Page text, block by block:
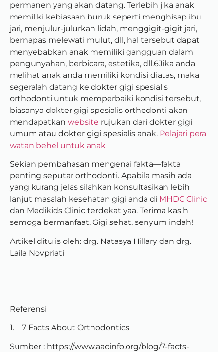
permanen yang akan datang. Terlebih jika anak
memiliki kebiasaan buruk seperti menghisap ibu
jari, menjulur-julurkan lidah, menggigit-gigit jari,
bernapas melewati mulut, dll, hal tersebut dapat
menyebabkan anak memiliki gangguan dalam
pengunyahan, berbicara, estetika, dll.6Jika anda
melihat anak anda memiliki kondisi diatas, maka
segeralah datang ke dokter gigi spesialis
orthodonti untuk memperbaiki kondisi tersebut,
biasanya dokter gigi spesialis orthodonti akan
mendapatkan website rujukan dari dokter gigi
umum atau dokter gigi spesialis anak. Pelajari pera
watan behel untuk anak
Sekian pembahasan mengenai fakta—fakta
penting seputar orthodonti. Apabila masih ada
yang kurang jelas silahkan konsultasikan lebih
lanjut masalah kesehatan gigi anda di MHDC Clinic
dan Medikids Clinic terdekat yaa. Terima kasih
semoga bermanfaat. Gigi sehat, senyum indah!
Artikel ditulis oleh: drg. Natasya Hillary dan drg.
Laila Novpriati
Referensi
1. 7 Facts About Orthodontics
Sumber : https://www.aaoinfo.org/blog/7-facts-